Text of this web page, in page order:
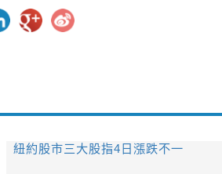
紐約股市三大股指4日漲跌不一